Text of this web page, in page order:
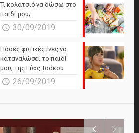
Τι κολατσιό να δώσω στο
παιδί μου;
30/09/2019
Πόσες φυτικές ίνες να
καταναλώσει το παιδί
μου; της Εύας Τσάκου
26/09/2019